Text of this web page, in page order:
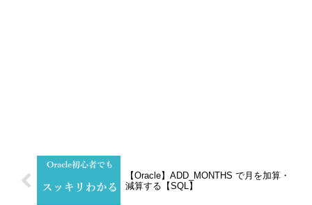
【Oracle】ADD_MONTHS で月を加算・
減算する【SQL】